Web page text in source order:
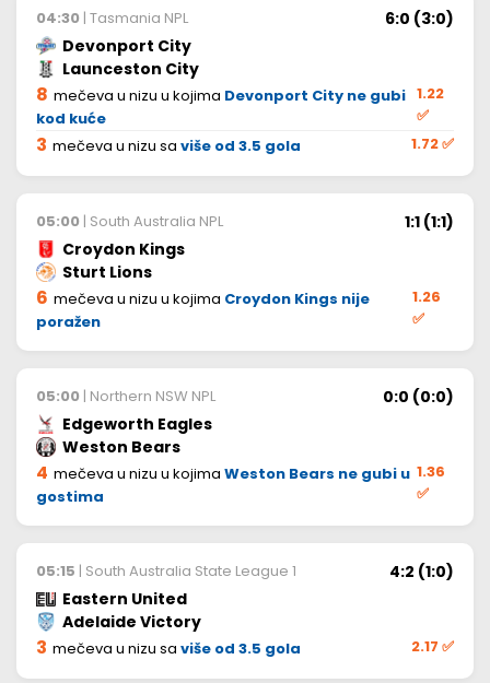
04:30 | Tasmania NPL
6:0 (3:0)
Devonport City
Launceston City
8 mečeva u nizu u kojima Devonport City ne gubi
kod kuće
1.22
✅
3 mečeva u nizu sa više od 3.5 gola 1.72✅
05:00 | South Australia NPL
1:1 (1:1)
Croydon Kings
Sturt Lions
6 mečeva u nizu u kojima Croydon Kings nije
poražen
1.26
✅
05:00 | Northern NSW NPL
0:0 (0:0)
Edgeworth Eagles
Weston Bears
4 mečeva u nizu u kojima Weston Bears ne gubi u
gostima
1.36
✅
05:15 | South Australia State League 1
4:2 (1:0)
Eastern United
Adelaide Victory
3 mečeva u nizu sa više od 3.5 gola 2.17 ✅